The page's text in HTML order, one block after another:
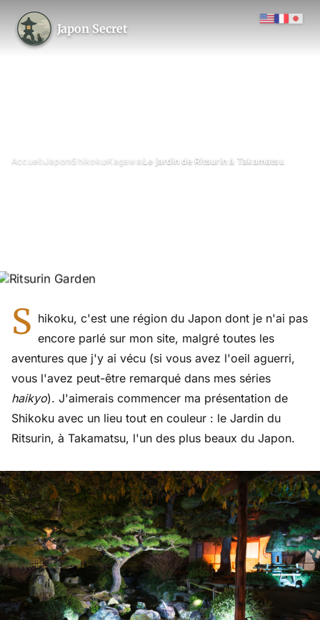
Japon Secret
Accueil ›Japon›Shikoku›Kagawa›Le jardin de Ritsurin à Takamatsu
S hikoku, c'est une région du Japon dont je n'ai pas
encore parlé sur mon site, malgré toutes les
aventures que j'y ai vécu (si vous avez l'oeil aguerri,
vous l'avez peut-être remarqué dans mes séries
haikyo). J'aimerais commencer ma présentation de
Shikoku avec un lieu tout en couleur : le Jardin du
Ritsurin, à Takamatsu, l'un des plus beaux du Japon.